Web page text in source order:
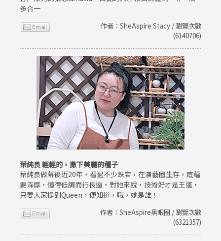
多合一
作者：SheAspire Stacy / 瀏覽次數
(6140706)
葉純良 輕輕的，撒下美麗的種子
葉純良做幕後近20年，看過不少跌宕，在演藝圈生存，底蘊
要深厚，懂得低調而行長遠，對她來說，技術好才是王道，
只要大家提到Queen，便知道，哦，她是誰！
作者：SheAspire黑眼圈 / 瀏覽次數
(6321357)